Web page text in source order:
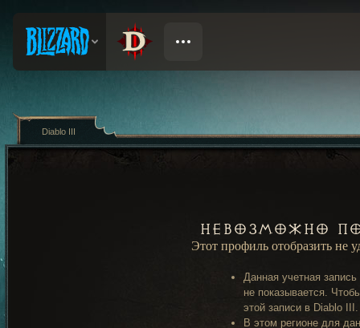
Невозможно
Этот профиль отобразить
Данная учетная
не показывается.
этой записи в Diablo III.
В этом регионе для
Diablo III